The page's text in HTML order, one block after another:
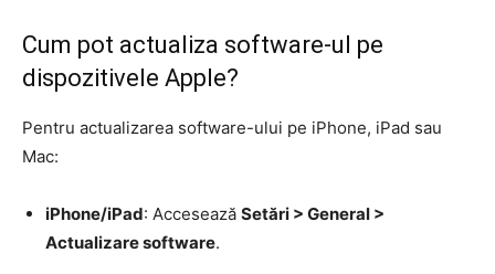
Cum pot actualiza software-ul pe
dispozitivele Apple?
Pentru actualizarea software-ului pe iPhone, iPad sau
Mac:
iPhone/iPad: Accesează Setări > General >
Actualizare software.